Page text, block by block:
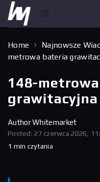
Home Najnowsze
metrowa bateria
148-
grawitacyjna
AuthorWhitemarket
Posted: 27 czerwca 2026,
1 min czytania